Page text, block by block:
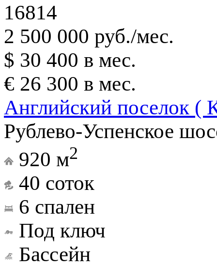
16814
2 500 000 руб./мес.
$ 30 400 в мес.
€ 26 300 в мес.
Английский поселок
Рублево-Успенское
920 м2
40 соток
6 спален
Под ключ
Бассейн